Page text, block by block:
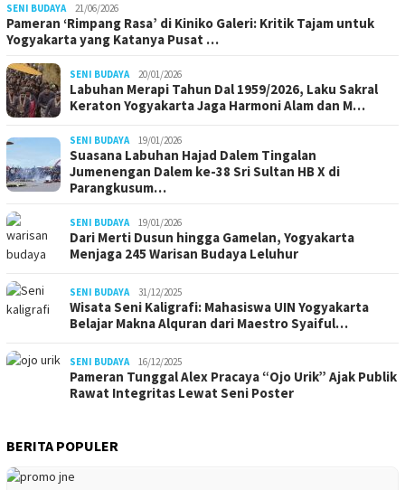
SENI BUDAYA 21/06/2026
Pameran ‘Rimpang Rasa’ di Kiniko Galeri: Kritik Tajam untuk
Yogyakarta yang Katanya Pusat …
SENI BUDAYA 20/01/2026
Labuhan Merapi Tahun Dal 1959/2026, Laku Sakral
Keraton Yogyakarta Jaga Harmoni Alam dan M…
SENI BUDAYA 19/01/2026
Suasana Labuhan Hajad Dalem Tingalan
Jumenengan Dalem ke-38 Sri Sultan HB X di
Parangkusum…
SENI BUDAYA 19/01/2026
Dari Merti Dusun hingga Gamelan, Yogyakarta
Menjaga 245 Warisan Budaya Leluhur
SENI BUDAYA 31/12/2025
Wisata Seni Kaligrafi: Mahasiswa UIN Yogyakarta
Belajar Makna Alquran dari Maestro Syaiful…
SENI BUDAYA 16/12/2025
Pameran Tunggal Alex Pracaya “Ojo Urik” Ajak Publik
Rawat Integritas Lewat Seni Poster
BERITA POPULER